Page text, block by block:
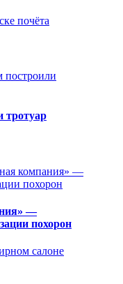
тротуар
—
похорон